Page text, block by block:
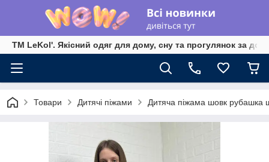
TM LeKol'. Якісний одяг для дому, сну та прогулянок за
Товари Дитячі піжами Дитяча піжама шовк рубашка